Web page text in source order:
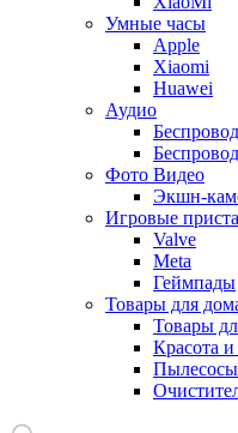
Умные часы
Apple
Xiaomi
Huawei
Аудио
Фото Видео
Экшн-
Игровые
Valve
Meta
Геймпады
Товары для
Товары
Красота и